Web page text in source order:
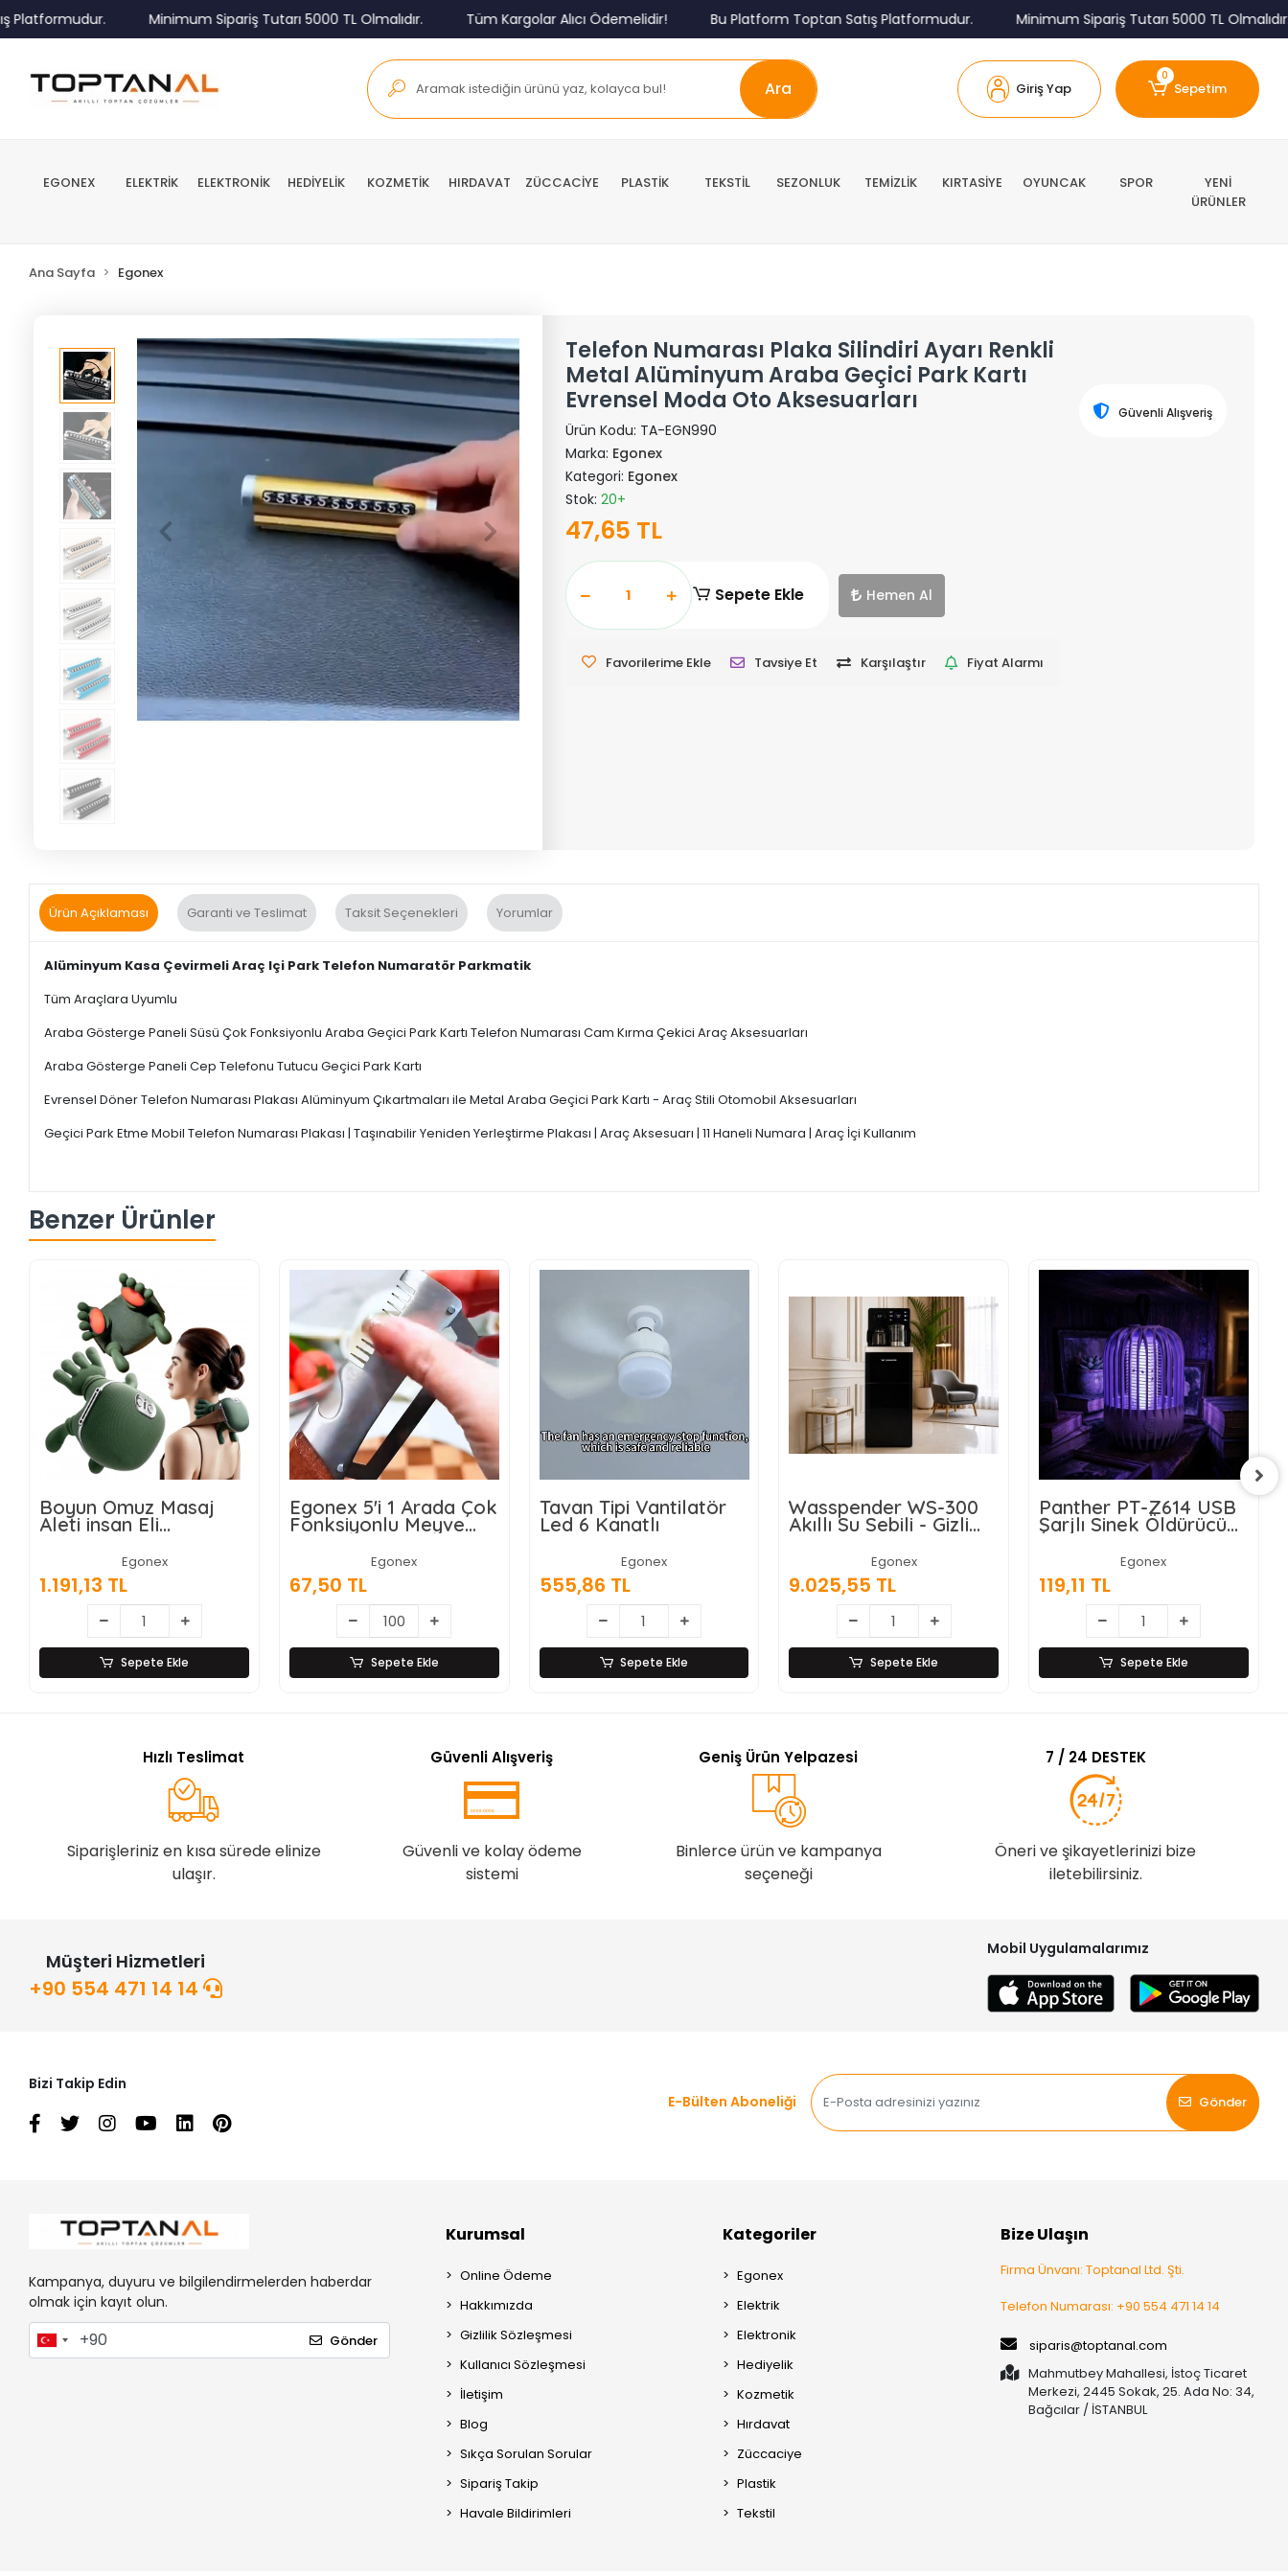
Minimum Sipariş Tutarı 5000 TL Olmalıdır. Tüm Kargolar Alıcı Ödemelidir! Bu Platform Toptan Satış Platformudur. Minimum Sipariş Tutarı 5000 TL Olmalıdır.
Ara Giriş Yap
0
Sepetim
EGONEX ELEKTRİK ELEKTRONİK HEDİYELİK KOZMETİK HIRDAVAT ZÜCCACİYE PLASTİK TEKSTİL SEZONLUK TEMİZLİK KIRTASİYE OYUNCAK SPOR
YENİ
ÜRÜNLER
Ana Sayfa Egonex
Telefon Numarası Plaka Silindiri Ayarı Renkli
Metal Alüminyum Araba Geçici Park Kartı
Evrensel Moda Oto Aksesuarları
Ürün Kodu: TA-EGN990
Marka: Egonex
Kategori: Egonex
Stok: 20+
47,65 TL
Sepete Ekle Hemen Al
Favorilerime Ekle Tavsiye Et Karşılaştır Fiyat Alarmı
Güvenli Alışveriş
Ürün Açıklaması Garanti ve Teslimat Taksit Seçenekleri Yorumlar
Alüminyum Kasa Çevirmeli Araç Içi Park Telefon Numaratör Parkmatik
Tüm Araçlara Uyumlu
Araba Gösterge Paneli Süsü Çok Fonksiyonlu Araba Geçici Park Kartı Telefon Numarası Cam Kırma Çekici Araç Aksesuarları
Araba Gösterge Paneli Cep Telefonu Tutucu Geçici Park Kartı
Evrensel Döner Telefon Numarası Plakası Alüminyum Çıkartmaları ile Metal Araba Geçici Park Kartı - Araç Stili Otomobil Aksesuarları
Geçici Park Etme Mobil Telefon Numarası Plakası | Taşınabilir Yeniden Yerleştirme Plakası | Araç Aksesuarı | 11 Haneli Numara | Araç İçi Kullanım
Benzer Ürünler
Boyun Omuz Masaj
Aleti insan Eli
Egonex
1.191,13 TL
Sepete Ekle
Egonex 5'i 1 Arada Çok
Fonksiyonlu Meyve
Sebze Soyacağı,
Jülyen Dilimleyici ve
Şişe Açacağı – Ahşap
Saplı Paslanmaz Çelik
Egonex
67,50 TL
Sepete Ekle
Tavan Tipi Vantilatör
Led 6 Kanatlı
Egonex
555,86 TL
Sepete Ekle
Wasspender WS-300
Akıllı Su Sebili - Gizli
Dokunmatik Ekran
Egonex
9.025,55 TL
Sepete Ekle
Panther PT-Z614 USB
Şarjlı Sinek Öldürücü
Lamba
Egonex
119,11 TL
Sepete Ekle
Hızlı Teslimat
Siparişleriniz en kısa sürede elinize
ulaşır.
Güvenli Alışveriş
Güvenli ve kolay ödeme
sistemi
Geniş Ürün Yelpazesi
Binlerce ürün ve kampanya
seçeneği
7 / 24 DESTEK
Öneri ve şikayetlerinizi bize
iletebilirsiniz.
Müşteri Hizmetleri
+90 554 471 14 14
Mobil Uygulamalarımız
Bizi Takip Edin
E-Bülten Aboneliği
Gönder
Kampanya, duyuru ve bilgilendirmelerden haberdar
olmak için kayıt olun.
Gönder
Kurumsal
Online Ödeme
Hakkımızda
Gizlilik Sözleşmesi
Kullanıcı Sözleşmesi
İletişim
Blog
Sıkça Sorulan Sorular
Sipariş Takip
Havale Bildirimleri
Kategoriler
Egonex
Elektrik
Elektronik
Hediyelik
Kozmetik
Hırdavat
Züccaciye
Plastik
Tekstil
Bize Ulaşın
Firma Ünvanı: Toptanal Ltd. Şti.
Telefon Numarası: +90 554 471 14 14
siparis@toptanal.com
Mahmutbey Mahallesi, İstoç Ticaret
Merkezi, 2445 Sokak, 25. Ada No: 34,
Bağcılar / İSTANBUL